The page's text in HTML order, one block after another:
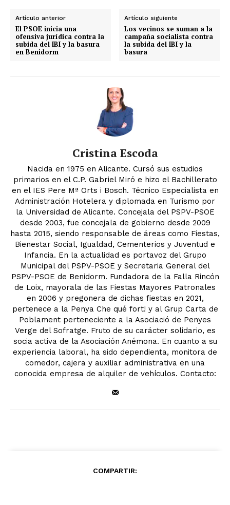
Artículo anterior
El PSOE inicia una
ofensiva jurídica contra la
subida del IBI y la basura
en Benidorm
Artículo siguiente
Los vecinos se suman a la
campaña socialista contra
la subida del IBI y la
basura
Cristina Escoda
Nacida en 1975 en Alicante. Cursó sus estudios
primarios en el C.P. Gabriel Miró e hizo el Bachillerato
en el IES Pere Mª Orts i Bosch. Técnico Especialista en
Administración Hotelera y diplomada en Turismo por
la Universidad de Alicante. Concejala del PSPV-PSOE
desde 2003, fue concejala de gobierno desde 2009
hasta 2015, siendo responsable de áreas como Fiestas,
Bienestar Social, Igualdad, Cementerios y Juventud e
Infancia. En la actualidad es portavoz del Grupo
Municipal del PSPV-PSOE y Secretaria General del
PSPV-PSOE de Benidorm. Fundadora de la Falla Rincón
de Loix, mayorala de las Fiestas Mayores Patronales
en 2006 y pregonera de dichas fiestas en 2021,
pertenece a la Penya Che qué fort! y al Grup Carta de
Poblament perteneciente a la Asociació de Penyes
Verge del Sofratge. Fruto de su carácter solidario, es
socia activa de la Asociación Anémona. En cuanto a su
experiencia laboral, ha sido dependienta, monitora de
comedor, cajera y auxiliar administrativa en una
conocida empresa de alquiler de vehículos. Contacto:
COMPARTIR: